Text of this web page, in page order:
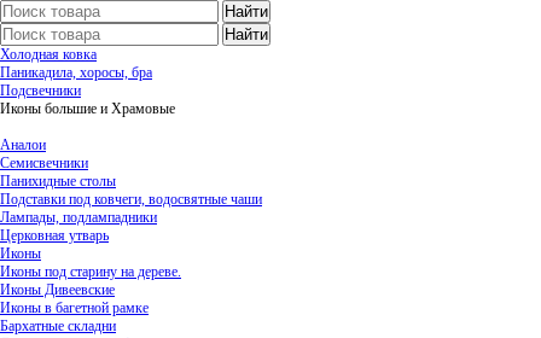
Холодная ковка
Паникадила, хоросы, бра
Подсвечники
Иконы большие и Храмовые
Аналои
Семисвечники
Панихидные столы
Подставки под ковчеги, водосвятные чаши
Лампады, подлампадники
Церковная утварь
Иконы
Иконы под старину на дереве.
Иконы Дивеевские
Иконы в багетной рамке
Бархатные складни